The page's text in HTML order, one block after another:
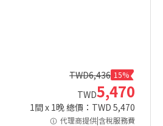
TWD6,436 15%
TWD5,470
1間 x 1晚 總價：TWD 5,470
代理商提供|含稅服務費